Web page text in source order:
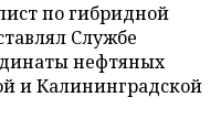
по гибридной
Службе
нефтяных
и Калининградской